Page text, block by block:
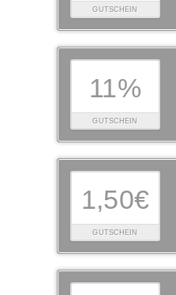
GUTSCHEIN
11%
GUTSCHEIN
1,50€
GUTSCHEIN